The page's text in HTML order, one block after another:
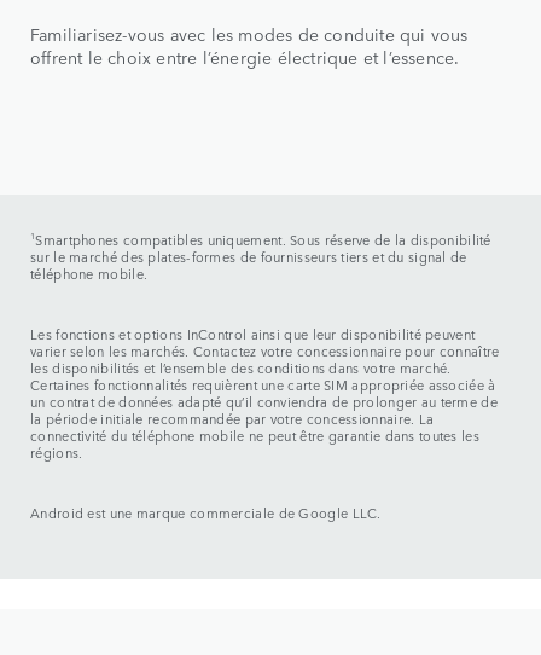
Familiarisez-vous avec les modes de conduite qui vous
offrent le choix entre l’énergie électrique et l’essence.
1Smartphones compatibles uniquement. Sous réserve de la disponibilité
sur le marché des plates-formes de fournisseurs tiers et du signal de
téléphone mobile.
Les fonctions et options InControl ainsi que leur disponibilité peuvent
varier selon les marchés. Contactez votre concessionnaire pour connaître
les disponibilités et l’ensemble des conditions dans votre marché.
Certaines fonctionnalités requièrent une carte SIM appropriée associée à
un contrat de données adapté qu’il conviendra de prolonger au terme de
la période initiale recommandée par votre concessionnaire. La
connectivité du téléphone mobile ne peut être garantie dans toutes les
régions.
Android est une marque commerciale de Google LLC.